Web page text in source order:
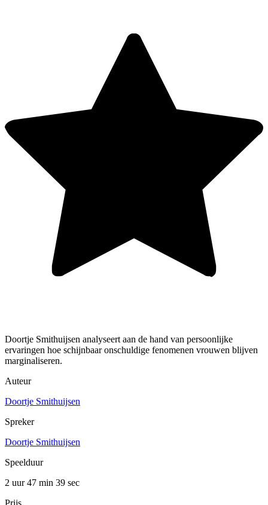
Doortje Smithuijsen analyseert aan de hand van persoonlijke
ervaringen hoe schijnbaar onschuldige fenomenen vrouwen blijven
marginaliseren.
Auteur
Doortje Smithuijsen
Spreker
Doortje Smithuijsen
Speelduur
2 uur 47 min 39 sec
Prijs